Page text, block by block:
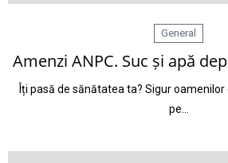
General
Amenzi ANPC. Suc și apă
Îți pasă de sănătatea ta? Sigur
pe…